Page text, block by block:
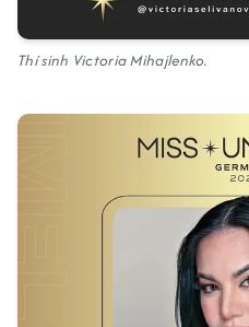
Thí sinh Victoria Mihajlenko.